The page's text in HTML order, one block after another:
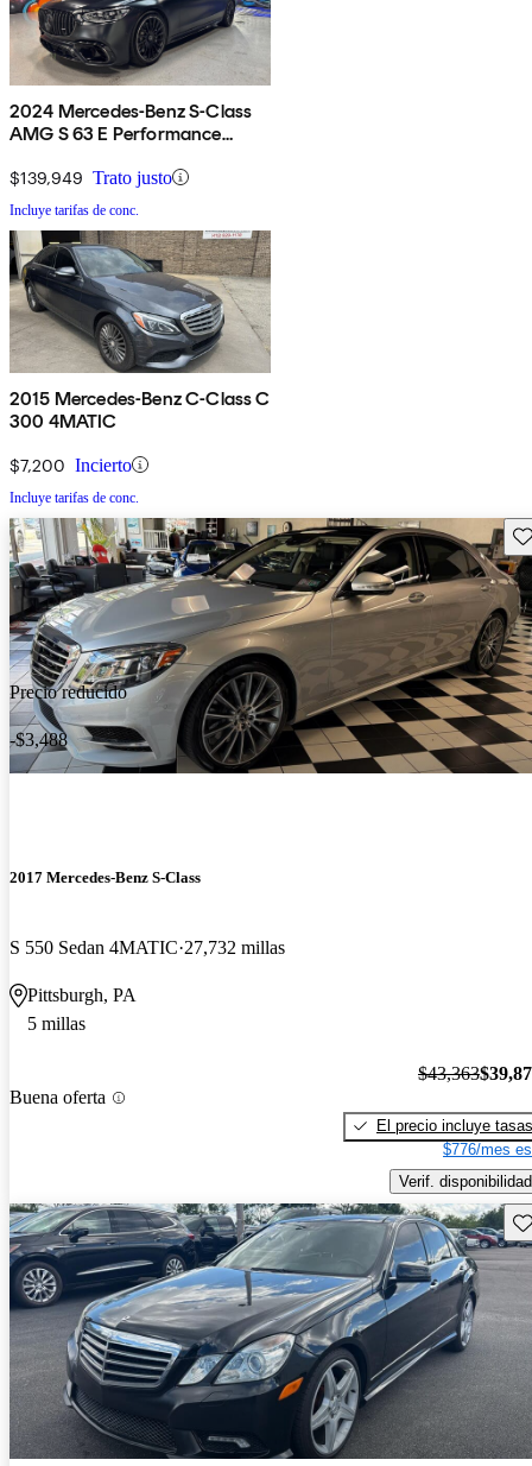
2024 Mercedes-Benz S-Class
AMG S 63 E Performance
$139,949 Trato justo
Incluye tarifas de conc.
2015 Mercedes-Benz C-Class C
300 4MATIC
$7,200 Incierto
Incluye tarifas de conc.
Precio reducido
-$3,488
2017 Mercedes-Benz S-Class
S 550 Sedan 4MATIC 27,732 millas
Pittsburgh, PA
5 millas
Buena oferta
$43,363
El precio incluye tasas
$776/mes
Verif. disponibilidad